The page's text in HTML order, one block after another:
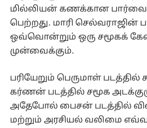
மில்லியன் கணக்கான
பெற்றது. மாரி செல்வராஜின்
ஒவ்வொன்றும் ஒரு சமூகக்
முன்வைக்கும்.
பரியேறும் பெருமாள் படத்தில்
கர்ணன் படத்தில் சமூக
அதேபோல் பைசன் படத்தில்
மற்றும் அரசியல் வலிமை